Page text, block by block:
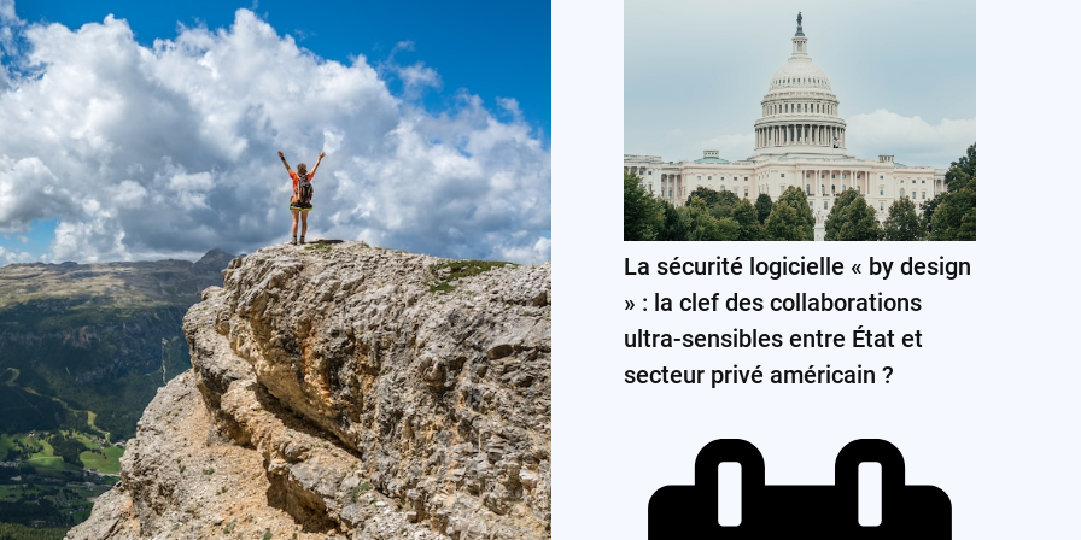
La sécurité logicielle « by design
» : la clef des collaborations
ultra-sensibles entre État et
secteur privé américain ?